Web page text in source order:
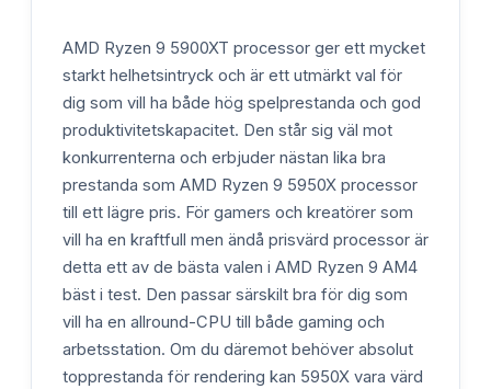
AMD Ryzen 9 5900XT processor ger ett mycket
starkt helhetsintryck och är ett utmärkt val för
dig som vill ha både hög spelprestanda och god
produktivitetskapacitet. Den står sig väl mot
konkurrenterna och erbjuder nästan lika bra
prestanda som AMD Ryzen 9 5950X processor
till ett lägre pris. För gamers och kreatörer som
vill ha en kraftfull men ändå prisvärd processor är
detta ett av de bästa valen i AMD Ryzen 9 AM4
bäst i test. Den passar särskilt bra för dig som
vill ha en allround-CPU till både gaming och
arbetsstation. Om du däremot behöver absolut
topprestanda för rendering kan 5950X vara värd